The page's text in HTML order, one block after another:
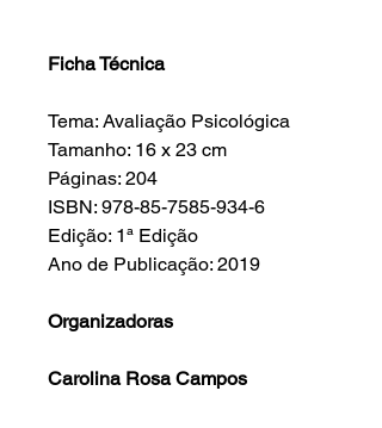
Ficha Técnica
Tema: Avaliação Psicológica
Tamanho: 16 x 23 cm
Páginas: 204
ISBN: 978-85-7585-934-6
Edição: 1ª Edição
Ano de Publicação: 2019
Organizadoras
Carolina Rosa Campos